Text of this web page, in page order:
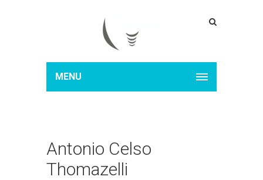
MENU
Antonio Celso
Thomazelli